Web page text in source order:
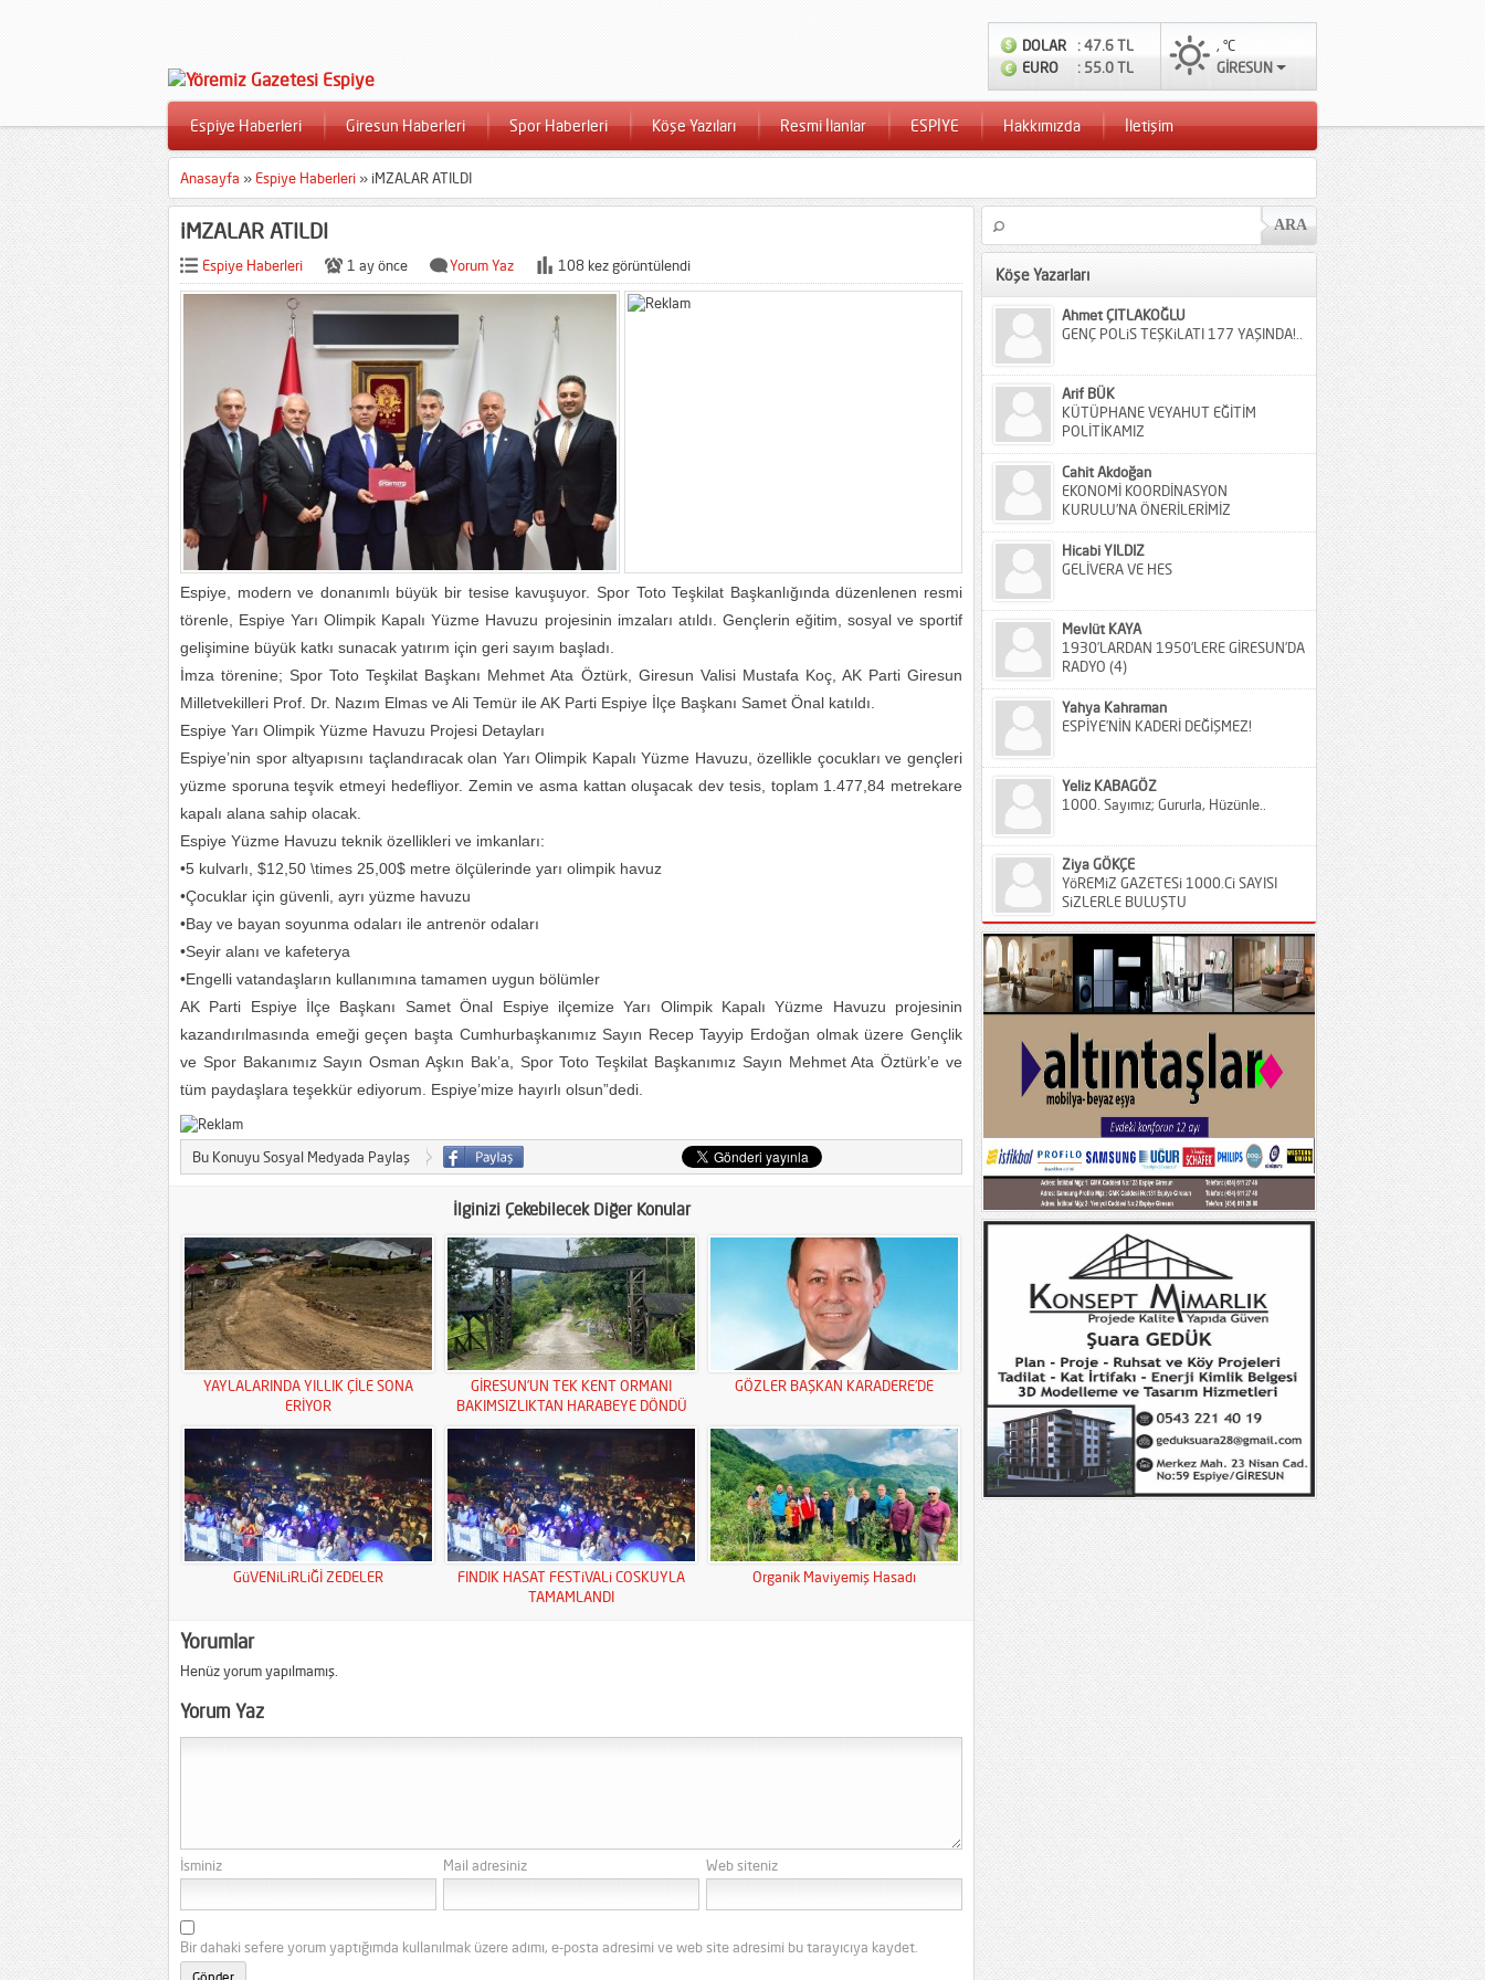
DOLAR
: 47.6 TL
EURO
: 55.0 TL
, °C
GİRESUN
Espiye Haberleri Giresun Haberleri Spor Haberleri Köşe Yazıları Resmi İlanlar ESPİYE Hakkımızda İletişim
Anasayfa » Espiye Haberleri » iMZALAR ATILDI
iMZALAR ATILDI
Espiye Haberleri 1 ay önce Yorum Yaz 108 kez görüntülendi
Espiye, modern ve donanımlı büyük bir tesise kavuşuyor. Spor Toto Teşkilat Başkanlığında düzenlenen resmi
törenle, Espiye Yarı Olimpik Kapalı Yüzme Havuzu projesinin imzaları atıldı. Gençlerin eğitim, sosyal ve sportif
gelişimine büyük katkı sunacak yatırım için geri sayım başladı.
İmza törenine; Spor Toto Teşkilat Başkanı Mehmet Ata Öztürk, Giresun Valisi Mustafa Koç, AK Parti Giresun
Milletvekilleri Prof. Dr. Nazım Elmas ve Ali Temür ile AK Parti Espiye İlçe Başkanı Samet Önal katıldı.
Espiye Yarı Olimpik Yüzme Havuzu Projesi Detayları
Espiye’nin spor altyapısını taçlandıracak olan Yarı Olimpik Kapalı Yüzme Havuzu, özellikle çocukları ve gençleri
yüzme sporuna teşvik etmeyi hedefliyor. Zemin ve asma kattan oluşacak dev tesis, toplam 1.477,84 metrekare
kapalı alana sahip olacak.
Espiye Yüzme Havuzu teknik özellikleri ve imkanları:
•5 kulvarlı, $12,50 \times 25,00$ metre ölçülerinde yarı olimpik havuz
•Çocuklar için güvenli, ayrı yüzme havuzu
•Bay ve bayan soyunma odaları ile antrenör odaları
•Seyir alanı ve kafeterya
•Engelli vatandaşların kullanımına tamamen uygun bölümler
AK Parti Espiye İlçe Başkanı Samet Önal Espiye ilçemize Yarı Olimpik Kapalı Yüzme Havuzu projesinin
kazandırılmasında emeği geçen başta Cumhurbaşkanımız Sayın Recep Tayyip Erdoğan olmak üzere Gençlik
ve Spor Bakanımız Sayın Osman Aşkın Bak’a, Spor Toto Teşkilat Başkanımız Sayın Mehmet Ata Öztürk’e ve
tüm paydaşlara teşekkür ediyorum. Espiye’mize hayırlı olsun”dedi.
Bu Konuyu Sosyal Medyada Paylaş
İlginizi Çekebilecek Diğer Konular
YAYLALARINDA YILLIK ÇİLE SONA
ERİYOR
GİRESUN’UN TEK KENT ORMANI
BAKIMSIZLIKTAN HARABEYE DÖNDÜ
GÖZLER BAŞKAN KARADERE’DE
GüVENiLiRLiĞİ ZEDELER
FINDIK HASAT FESTiVALi COSKUYLA
TAMAMLANDI
Organik Maviyemiş Hasadı
Yorumlar
Henüz yorum yapılmamış.
Yorum Yaz
İsminiz Mail adresiniz Web siteniz
Bir dahaki sefere yorum yaptığımda kullanılmak üzere adımı, e-posta adresimi ve web site adresimi bu tarayıcıya kaydet.
Köşe Yazarları
Ahmet ÇITLAKOĞLU
GENÇ POLiS TEŞKiLATI 177 YAŞINDA!..
Arif BÜK
KÜTÜPHANE VEYAHUT EĞİTİM
POLİTİKAMIZ
Cahit Akdoğan
EKONOMİ KOORDİNASYON
KURULU’NA ÖNERİLERİMİZ
Hicabi YILDIZ
GELİVERA VE HES
Mevlüt KAYA
1930’LARDAN 1950’LERE GİRESUN’DA
RADYO (4)
Yahya Kahraman
ESPİYE’NİN KADERİ DEĞİŞMEZ!
Yeliz KABAGÖZ
1000. Sayımız; Gururla, Hüzünle..
Ziya GÖKÇE
YöREMiZ GAZETESi 1000.Ci SAYISI
SiZLERLE BULUŞTU